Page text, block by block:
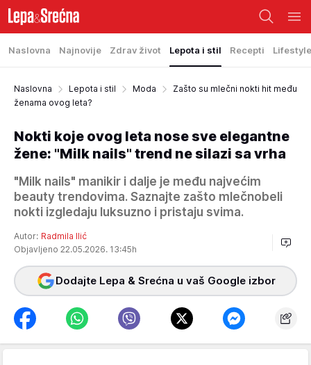
Naslovna Najnovije Zdrav život Lepota i stil Recepti Lifestyle
Naslovna Lepota i stil Moda
Zašto su mlečni nokti hit među
ženama ovog leta?
Nokti koje ovog leta nose sve elegantne
žene: "Milk nails" trend ne silazi sa vrha
"Milk nails" manikir i dalje je među najvećim
beauty trendovima. Saznajte zašto mlečnobeli
nokti izgledaju luksuzno i pristaju svima.
Autor: Radmila Ilić
Objavljeno 22.05.2026. 13:45h
Dodajte Lepa & Srećna u vaš Google izbor